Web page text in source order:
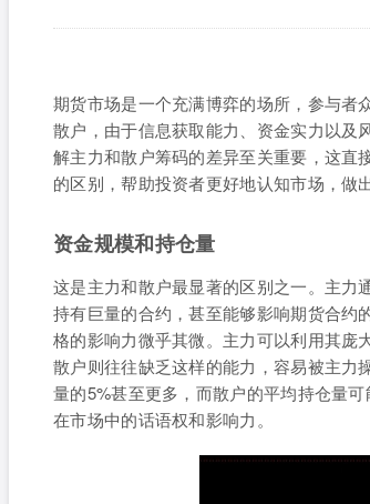
期货市场是一个充满博弈的场所，参与者
散户，由于信息获取能力、资金实力以及
解主力和散户筹码的差异至关重要，这直
的区别，帮助投资者更好地认知市场，做
资金规模和持仓量
这是主力和散户最显著的区别之一。主力
持有巨量的合约，甚至能够影响期货合约
格的影响力微乎其微。主力可以利用其庞
散户则往往缺乏这样的能力，容易被主力
量的5%甚至更多，而散户的平均持仓量
在市场中的话语权和影响力。